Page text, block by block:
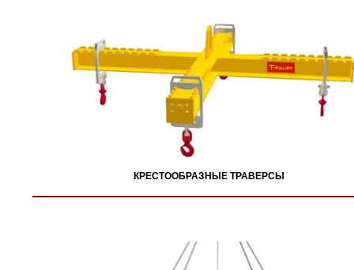
КРЕСТООБРАЗНЫЕ ТРАВЕРСЫ